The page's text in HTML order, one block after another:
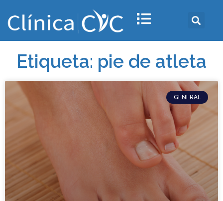
Etiqueta: pie de atleta
GENERAL